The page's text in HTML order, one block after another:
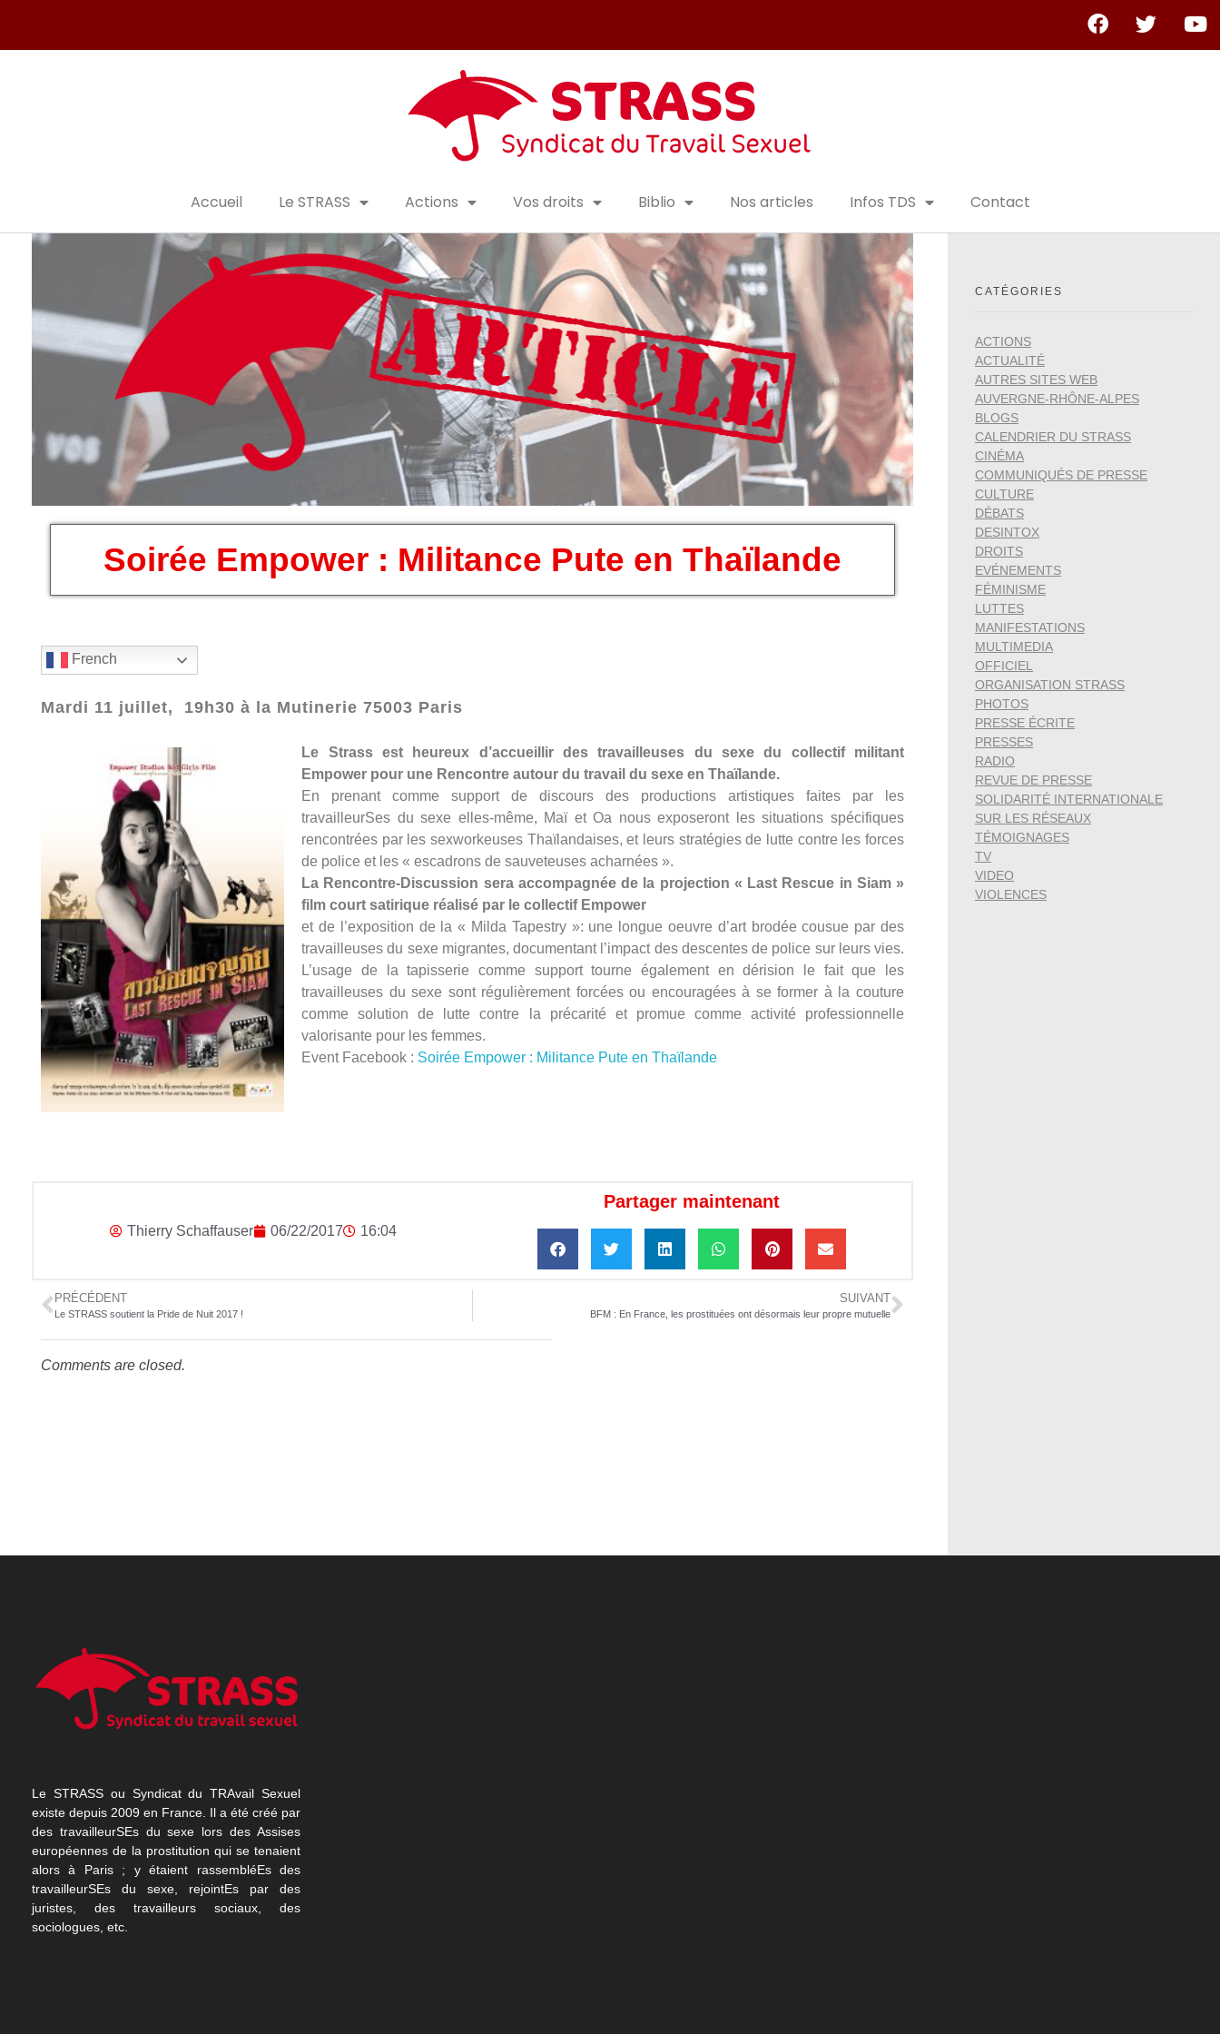
Accueil Le STRASS Actions Vos droits Biblio Nos articles Infos TDS Contact
Soirée Empower : Militance Pute en Thaïlande
French
Mardi 11 juillet, 19h30 à la Mutinerie 75003 Paris
Le Strass est heureux d’accueillir des travailleuses du sexe du collectif militant
Empower pour une Rencontre autour du travail du sexe en Thaïlande.
En prenant comme support de discours des productions artistiques faites par les
travailleurSes du sexe elles-même, Maï et Oa nous exposeront les situations spécifiques
rencontrées par les sexworkeuses Thaïlandaises, et leurs stratégies de lutte contre les forces
de police et les « escadrons de sauveteuses acharnées ».
La Rencontre-Discussion sera accompagnée de la projection « Last Rescue in Siam »
film court satirique réalisé par le collectif Empower
et de l’exposition de la « Milda Tapestry »: une longue oeuvre d’art brodée cousue par des
travailleuses du sexe migrantes, documentant l’impact des descentes de police sur leurs vies.
L’usage de la tapisserie comme support tourne également en dérision le fait que les
travailleuses du sexe sont régulièrement forcées ou encouragées à se former à la couture
comme solution de lutte contre la précarité et promue comme activité professionnelle
valorisante pour les femmes.
Event Facebook : Soirée Empower : Militance Pute en Thaïlande
Thierry Schaffauser 06/22/2017 16:04
Partager maintenant
PRÉCÉDENT
Le STRASS soutient la Pride de Nuit 2017 !
SUIVANT
BFM : En France, les prostituées ont désormais leur propre mutuelle
Comments are closed.
CATÉGORIES
ACTIONS
ACTUALITÉ
AUTRES SITES WEB
AUVERGNE-RHÔNE-ALPES
BLOGS
CALENDRIER DU STRASS
CINÉMA
COMMUNIQUÉS DE PRESSE
CULTURE
DÉBATS
DESINTOX
DROITS
EVÉNEMENTS
FÉMINISME
LUTTES
MANIFESTATIONS
MULTIMEDIA
OFFICIEL
ORGANISATION STRASS
PHOTOS
PRESSE ÉCRITE
PRESSES
RADIO
REVUE DE PRESSE
SOLIDARITÉ INTERNATIONALE
SUR LES RÉSEAUX
TÉMOIGNAGES
TV
VIDEO
VIOLENCES
Le STRASS ou Syndicat du TRAvail Sexuel
existe depuis 2009 en France. Il a été créé par
des travailleurSEs du sexe lors des Assises
européennes de la prostitution qui se tenaient
alors à Paris ; y étaient rassembléEs des
travailleurSEs du sexe, rejointEs par des
juristes, des travailleurs sociaux, des
sociologues, etc.